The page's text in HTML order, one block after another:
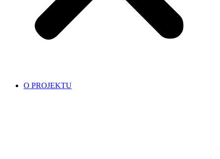
O PROJEKTU